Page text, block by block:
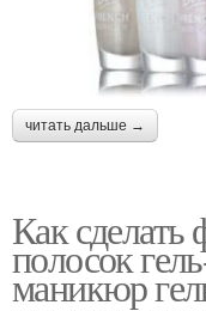
читать дальше →
Как
полосок
маникюр